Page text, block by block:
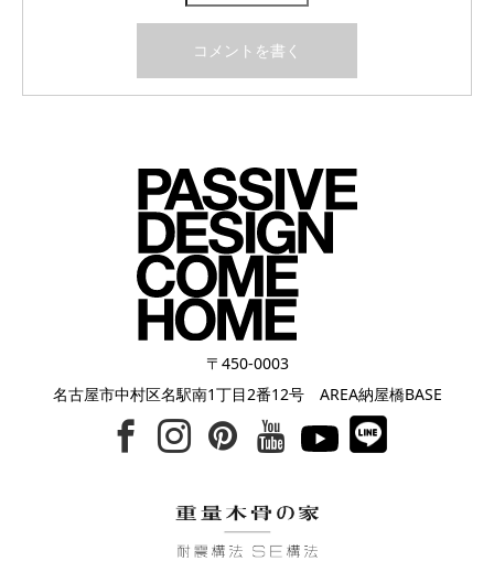
〒450-0003
名古屋市中村区名駅南1丁目2番12号 AREA納屋橋BASE